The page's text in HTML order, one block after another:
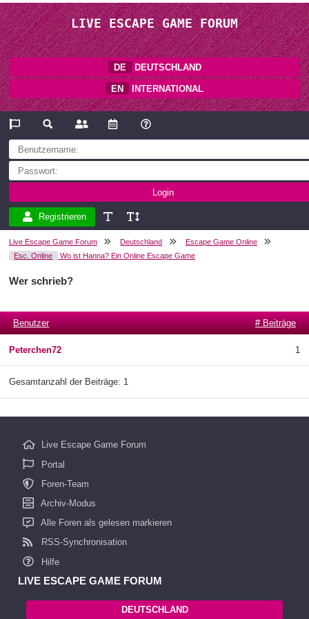
LIVE ESCAPE GAME FORUM
DE DEUTSCHLAND
EN INTERNATIONAL
Registrieren
Live Escape Game Forum Deutschland
Escape Game Online
Esc. Online
Wo ist Hanna? Ein Online Escape Game
Wer schrieb?
Benutzer # Beiträge
Peterchen72 1
Gesamtanzahl der Beiträge: 1
Live Escape Game Forum
Portal
Foren-Team
Archiv-Modus
Alle Foren als gelesen markieren
RSS-Synchronisation
Hilfe
LIVE ESCAPE GAME FORUM
DEUTSCHLAND